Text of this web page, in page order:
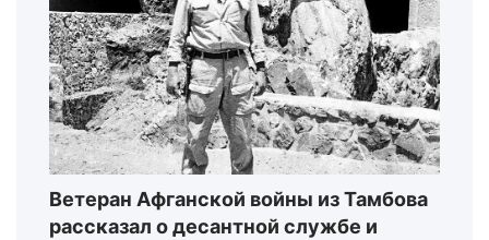
Ветеран Афганской войны из Тамбова
рассказал о десантной службе и